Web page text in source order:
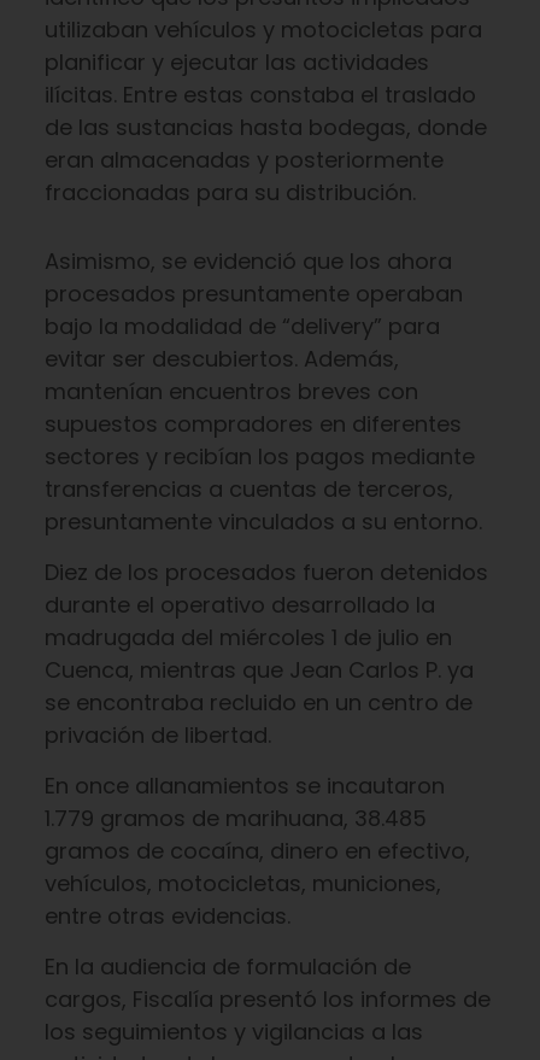
utilizaban vehículos y motocicletas para
planificar y ejecutar las actividades
ilícitas. Entre estas constaba el traslado
de las sustancias hasta bodegas, donde
eran almacenadas y posteriormente
fraccionadas para su distribución.
Asimismo, se evidenció que los ahora
procesados presuntamente operaban
bajo la modalidad de “delivery” para
evitar ser descubiertos. Además,
mantenían encuentros breves con
supuestos compradores en diferentes
sectores y recibían los pagos mediante
transferencias a cuentas de terceros,
presuntamente vinculados a su entorno.
Diez de los procesados fueron detenidos
durante el operativo desarrollado la
madrugada del miércoles 1 de julio en
Cuenca, mientras que Jean Carlos P. ya
se encontraba recluido en un centro de
privación de libertad.
En once allanamientos se incautaron
1.779 gramos de marihuana, 38.485
gramos de cocaína, dinero en efectivo,
vehículos, motocicletas, municiones,
entre otras evidencias.
En la audiencia de formulación de
cargos, Fiscalía presentó los informes de
los seguimientos y vigilancias a las